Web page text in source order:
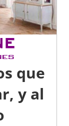
que
y al